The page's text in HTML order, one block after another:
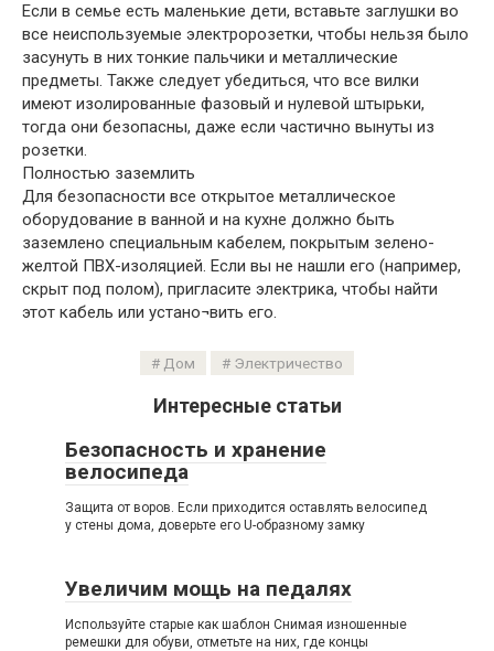
Если в семье есть маленькие дети, вставьте заглушки во
все неиспользуемые электророзетки, чтобы нельзя было
засунуть в них тонкие пальчики и металлические
предметы. Также следует убедиться, что все вилки
имеют изолированные фазовый и нулевой штырьки,
тогда они безопасны, даже если частично вынуты из
розетки.
Полностью заземлить
Для безопасности все открытое металлическое
оборудование в ванной и на кухне должно быть
заземлено специальным кабелем, покрытым зелено-
желтой ПВХ-изоляцией. Если вы не нашли его (например,
скрыт под полом), пригласите электрика, чтобы найти
этот кабель или устано¬вить его.
Дом Электричество
Интересные статьи
Безопасность и хранение
велосипеда
Защита от воров. Если приходится оставлять велосипед
у стены дома, доверьте его U-образному замку
Увеличим мощь на педалях
Используйте старые как шаблон Снимая изношенные
ремешки для обуви, отметьте на них, где концы